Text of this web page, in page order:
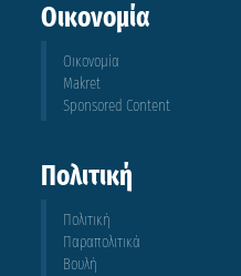
Οικονομία
Οικονομία
Makret
Sponsored Content
Πολιτική
Πολιτική
Παραπολιτικά
Βουλή